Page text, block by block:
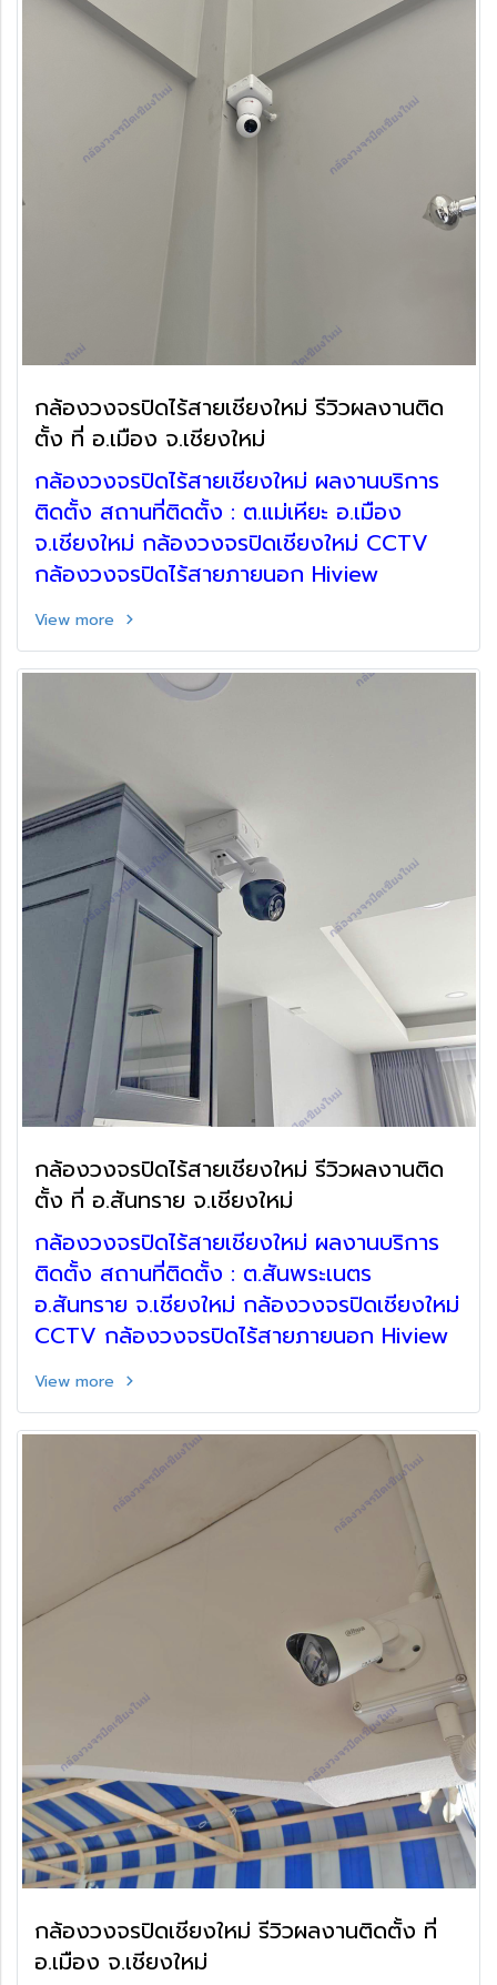
กล้องวงจรปิดไร้สายเชียงใหม่ รีวิวผลงานติด
ตั้ง ที่ อ.เมือง จ.เชียงใหม่
กล้องวงจรปิดไร้สายเชียงใหม่ ผลงานบริการ
ติดตั้ง สถานที่ติดตั้ง : ต.แม่เหียะ อ.เมือง
จ.เชียงใหม่ กล้องวงจรปิดเชียงใหม่ CCTV
กล้องวงจรปิดไร้สายภายนอก Hiview
View more
กล้องวงจรปิดไร้สายเชียงใหม่ รีวิวผลงานติด
ตั้ง ที่ อ.สันทราย จ.เชียงใหม่
กล้องวงจรปิดไร้สายเชียงใหม่ ผลงานบริการ
ติดตั้ง สถานที่ติดตั้ง : ต.สันพระเนตร
อ.สันทราย จ.เชียงใหม่ กล้องวงจรปิดเชียงใหม่
CCTV กล้องวงจรปิดไร้สายภายนอก Hiview
View more
กล้องวงจรปิดเชียงใหม่ รีวิวผลงานติดตั้ง ที่
อ.เมือง จ.เชียงใหม่